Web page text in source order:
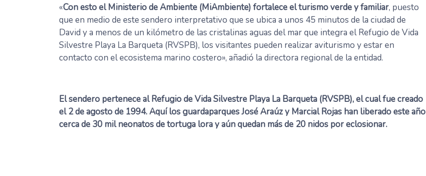
«Con esto el Ministerio de Ambiente (MiAmbiente) fortalece el turismo verde y familiar, puesto
que en medio de este sendero interpretativo que se ubica a unos 45 minutos de la ciudad de
David y a menos de un kilómetro de las cristalinas aguas del mar que integra el Refugio de Vida
Silvestre Playa La Barqueta (RVSPB), los visitantes pueden realizar aviturismo y estar en
contacto con el ecosistema marino costero», añadió la directora regional de la entidad.
El sendero pertenece al Refugio de Vida Silvestre Playa La Barqueta (RVSPB), el cual fue creado
el 2 de agosto de 1994. Aquí los guardaparques José Araúz y Marcial Rojas han liberado este año
cerca de 30 mil neonatos de tortuga lora y aún quedan más de 20 nidos por eclosionar.